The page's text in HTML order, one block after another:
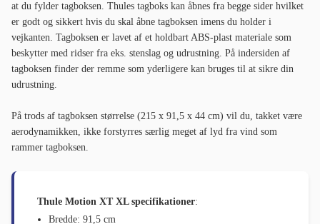
at du fylder tagboksen. Thules tagboks kan åbnes fra begge sider hvilket
er godt og sikkert hvis du skal åbne tagboksen imens du holder i
vejkanten. Tagboksen er lavet af et holdbart ABS-plast materiale som
beskytter med ridser fra eks. stenslag og udrustning. På indersiden af
tagboksen finder der remme som yderligere kan bruges til at sikre din
udrustning.
På trods af tagboksen størrelse (215 x 91,5 x 44 cm) vil du, takket være
aerodynamikken, ikke forstyrres særlig meget af lyd fra vind som
rammer tagboksen.
Thule Motion XT XL specifikationer:
Bredde: 91,5 cm